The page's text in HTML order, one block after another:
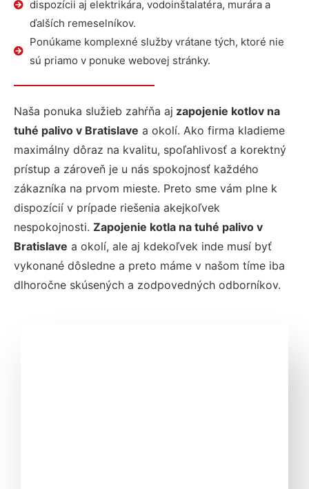
dispozícii aj elektrikára, vodoinštalatéra, murára a
ďalších remeselníkov.
Ponúkame komplexné služby vrátane tých, ktoré nie
sú priamo v ponuke webovej stránky.
Naša ponuka služieb zahŕňa aj zapojenie kotlov na
tuhé palivo v Bratislave a okolí. Ako firma kladieme
maximálny dôraz na kvalitu, spoľahlivosť a korektný
prístup a zároveň je u nás spokojnosť každého
zákazníka na prvom mieste. Preto sme vám plne k
dispozícií v prípade riešenia akejkoľvek
nespokojnosti. Zapojenie kotla na tuhé palivo v
Bratislave a okolí, ale aj kdekoľvek inde musí byť
vykonané dôsledne a preto máme v našom tíme iba
dlhoročne skúsených a zodpovedných odborníkov.